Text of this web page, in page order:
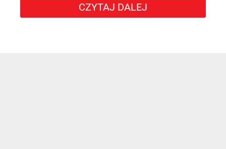
CZYTAJ DALEJ